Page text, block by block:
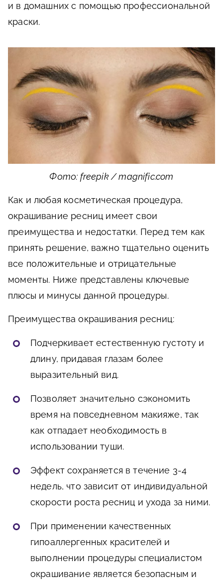
и в домашних с помощью профессиональной
краски.
Фото: freepik / magnific.com
Как и любая косметическая процедура,
окрашивание ресниц имеет свои
преимущества и недостатки. Перед тем как
принять решение, важно тщательно оценить
все положительные и отрицательные
моменты. Ниже представлены ключевые
плюсы и минусы данной процедуры.
Преимущества окрашивания ресниц:
Подчеркивает естественную густоту и
длину, придавая глазам более
выразительный вид.
Позволяет значительно сэкономить
время на повседневном макияже, так
как отпадает необходимость в
использовании туши.
Эффект сохраняется в течение 3-4
недель, что зависит от индивидуальной
скорости роста ресниц и ухода за ними.
При применении качественных
гипоаллергенных красителей и
выполнении процедуры специалистом
окрашивание является безопасным и